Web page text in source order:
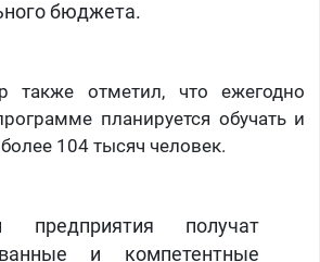
бюджета.
также отметил, что ежегодно
планируется обучать и
104 тысяч человек.
получат
и компетентные